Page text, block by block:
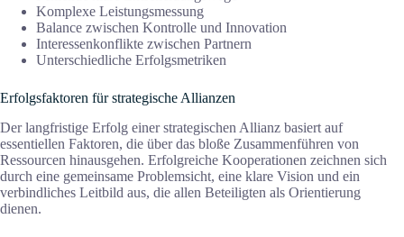
Komplexe Leistungsmessung
Balance zwischen Kontrolle und Innovation
Interessenkonflikte zwischen Partnern
Unterschiedliche Erfolgsmetriken
Erfolgsfaktoren für strategische Allianzen
Der langfristige Erfolg einer strategischen Allianz basiert auf
essentiellen Faktoren, die über das bloße Zusammenführen von
Ressourcen hinausgehen. Erfolgreiche Kooperationen zeichnen sich
durch eine gemeinsame Problemsicht, eine klare Vision und ein
verbindliches Leitbild aus, die allen Beteiligten als Orientierung
dienen.